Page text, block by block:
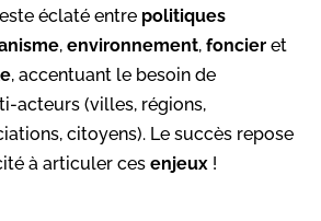
éclaté entre politiques
, environnement, foncier et
, accentuant le besoin de
acteurs (villes, régions,
citoyens). Le succès repose
à articuler ces enjeux !